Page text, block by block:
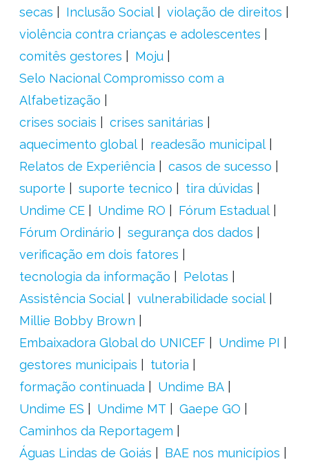
secas
Inclusão Social
violação de direitos
violência contra crianças e adolescentes
comitês gestores
Moju
Selo Nacional Compromisso com a
Alfabetização
crises sociais
crises sanitárias
aquecimento global
readesão municipal
Relatos de Experiência
casos de sucesso
suporte
suporte tecnico
tira dúvidas
Undime CE
Undime RO
Fórum Estadual
Fórum Ordinário
segurança dos dados
verificação em dois fatores
tecnologia da informação
Pelotas
Assistência Social
vulnerabilidade social
Millie Bobby Brown
Embaixadora Global do UNICEF
Undime PI
gestores municipais
tutoria
formação continuada
Undime BA
Undime ES
Undime MT
Gaepe GO
Caminhos da Reportagem
Águas Lindas de Goiás
BAE nos municípios